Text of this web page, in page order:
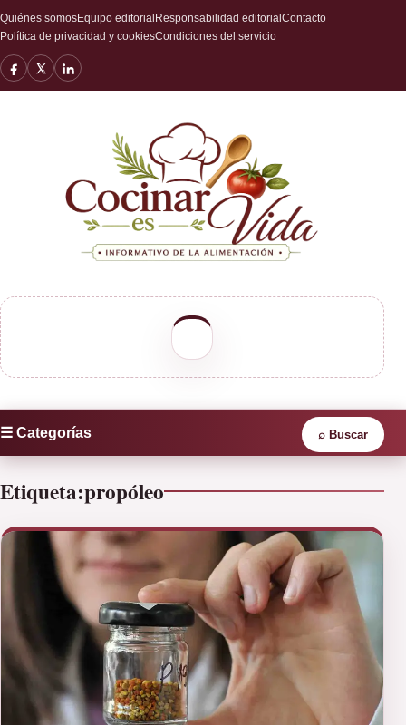
Quiénes somosEquipo editorial Responsabilidad editorial Contacto
Política de privacidad y cookiesCondiciones del servicio
☰ Categorías ⌕ Buscar
Etiqueta:propóleo